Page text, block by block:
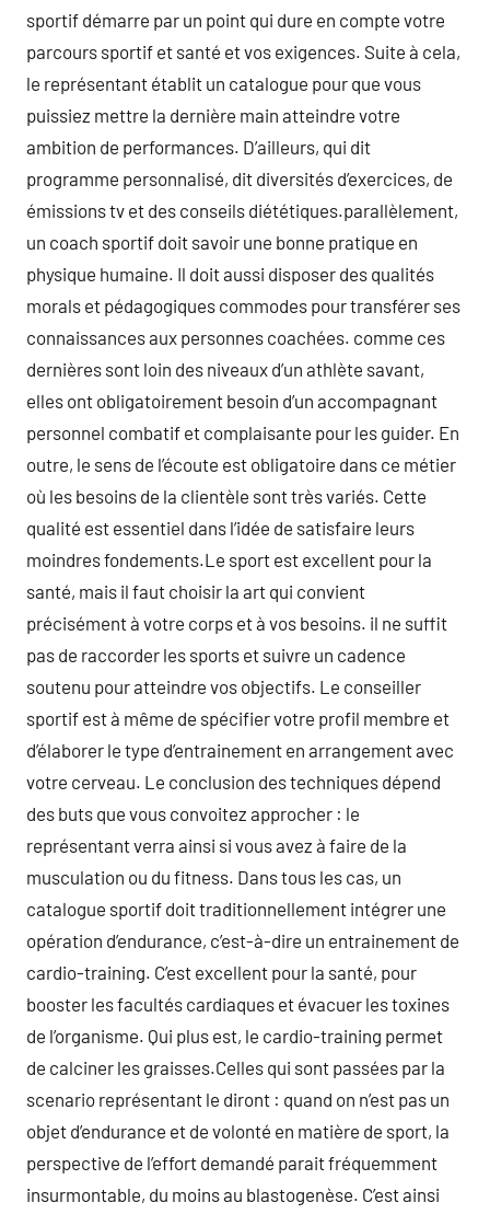
sportif démarre par un point qui dure en compte votre
parcours sportif et santé et vos exigences. Suite à cela,
le représentant établit un catalogue pour que vous
puissiez mettre la dernière main atteindre votre
ambition de performances. D’ailleurs, qui dit
programme personnalisé, dit diversités d’exercices, de
émissions tv et des conseils diététiques.parallèlement,
un coach sportif doit savoir une bonne pratique en
physique humaine. Il doit aussi disposer des qualités
morals et pédagogiques commodes pour transférer ses
connaissances aux personnes coachées. comme ces
dernières sont loin des niveaux d’un athlète savant,
elles ont obligatoirement besoin d’un accompagnant
personnel combatif et complaisante pour les guider. En
outre, le sens de l’écoute est obligatoire dans ce métier
où les besoins de la clientèle sont très variés. Cette
qualité est essentiel dans l’idée de satisfaire leurs
moindres fondements.Le sport est excellent pour la
santé, mais il faut choisir la art qui convient
précisément à votre corps et à vos besoins. il ne suffit
pas de raccorder les sports et suivre un cadence
soutenu pour atteindre vos objectifs. Le conseiller
sportif est à même de spécifier votre profil membre et
d’élaborer le type d’entrainement en arrangement avec
votre cerveau. Le conclusion des techniques dépend
des buts que vous convoitez approcher : le
représentant verra ainsi si vous avez à faire de la
musculation ou du fitness. Dans tous les cas, un
catalogue sportif doit traditionnellement intégrer une
opération d’endurance, c’est-à-dire un entrainement de
cardio-training. C’est excellent pour la santé, pour
booster les facultés cardiaques et évacuer les toxines
de l’organisme. Qui plus est, le cardio-training permet
de calciner les graisses.Celles qui sont passées par la
scenario représentant le diront : quand on n’est pas un
objet d’endurance et de volonté en matière de sport, la
perspective de l’effort demandé parait fréquemment
insurmontable, du moins au blastogenèse. C’est ainsi